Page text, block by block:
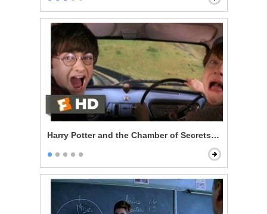
Harry Potter and the Chamber of Secrets - Reckless